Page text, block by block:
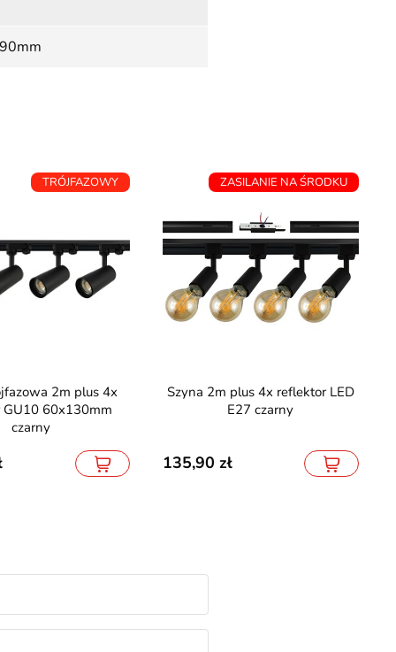
TRÓJFAZOWY
GU10 60x130mm
czarny
ZASILANIE NA ŚRODKU
Szyna 2m plus 4x reflektor LED
E27 czarny
135,90